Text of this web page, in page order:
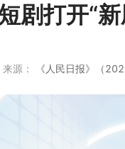
剧打开“
来源： 《人民日报》（